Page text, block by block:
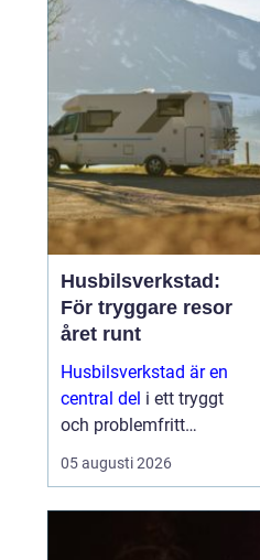
I moderna
produktionsmiljöer
behöver golvet vara mer
än bara en slityta. Golvet
ska tåla tung trafi...
Husbilsverkstad:
För tryggare resor
året runt
Husbilsverkstad är en
central del i ett tryggt
och problemfritt
husbilsliv. När en husbil
används som både
05 augusti 2026